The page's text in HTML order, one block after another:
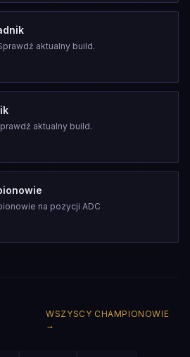
aktualny build.
aktualny build.
na pozycji ADC
WSZYSCY CHAMPIONOWIE
→